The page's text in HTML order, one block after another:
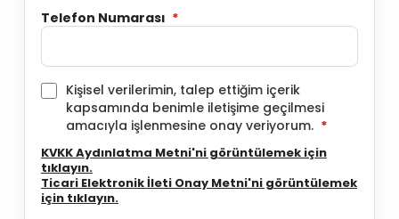
Telefon Numarası *
Kişisel verilerimin, talep ettiğim içerik
kapsamında benimle iletişime geçilmesi
amacıyla işlenmesine onay veriyorum. *
KVKK Aydınlatma Metni'ni görüntülemek için
tıklayın.
Ticari Elektronik İleti Onay Metni'ni görüntülemek
için tıklayın.